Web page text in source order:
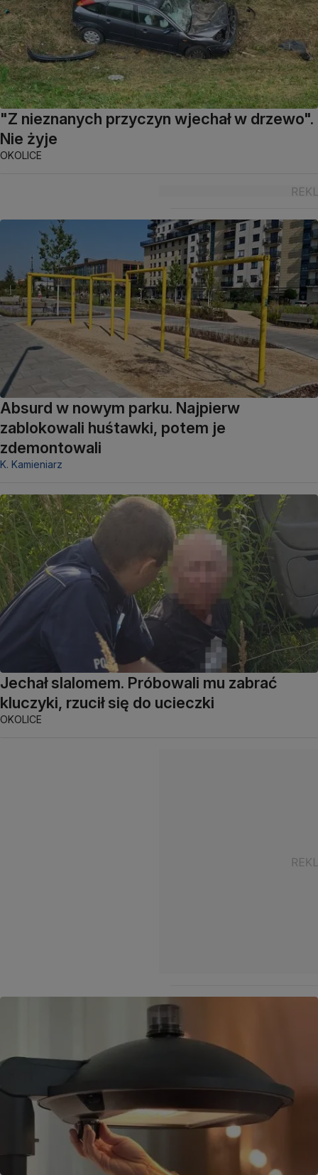
"Z nieznanych przyczyn wjechał w drzewo".
Nie żyje
OKOLICE
Absurd w nowym parku. Najpierw
zablokowali huśtawki, potem je
zdemontowali
K. Kamieniarz
Jechał slalomem. Próbowali mu zabrać
kluczyki, rzucił się do ucieczki
OKOLICE